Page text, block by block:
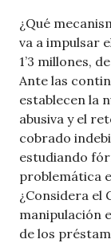
¿Qué
va a impulsar
1’3 millones,
Ante las
establecen la
abusiva y el
cobrado
estudiando
problemática
¿Considera el
manipulación
de los